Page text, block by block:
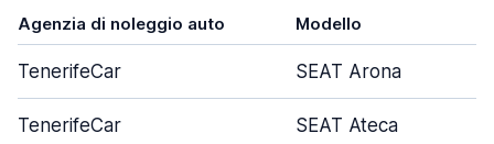
Agenzia di noleggio auto Modello
TenerifeCar SEAT Arona
TenerifeCar SEAT Ateca